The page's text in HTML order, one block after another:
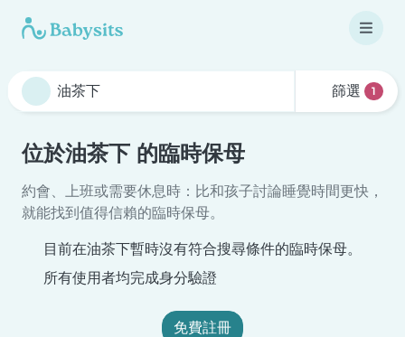
篩選 1
位於油茶下 的臨時保母
約會、上班或需要休息時：比和孩子討論睡覺時間更快，
就能找到值得信賴的臨時保母。
目前在油茶下暫時沒有符合搜尋條件的臨時保母。
所有使用者均完成身分驗證
免費註冊